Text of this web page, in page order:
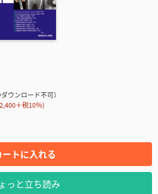
ウンロード不可）
＋税10％)
ートに入れる
っと立ち読み